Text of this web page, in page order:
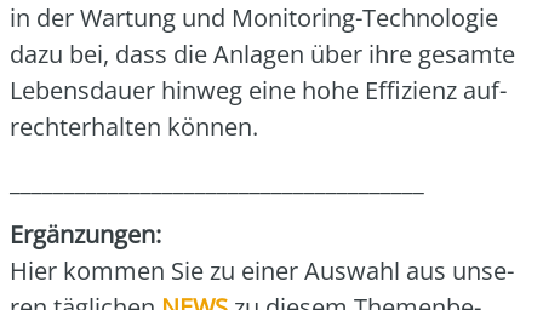
in der War­tung und Moni­to­ring-Tech­no­lo­gie
dazu bei, dass die Anla­gen über ihre gesam­te
Lebens­dau­er hin­weg eine hohe Effi­zi­enz auf­
recht­erhal­ten kön­nen.
Ergän­zun­gen:
Hier kom­men Sie zu einer Aus­wahl aus unse­